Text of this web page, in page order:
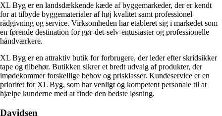
XL Byg er en landsdækkende kæde af byggemarkeder, der er kendt
for at tilbyde byggematerialer af høj kvalitet samt professionel
rådgivning og service. Virksomheden har etableret sig i markedet som
en førende destination for gør-det-selv-entusiaster og professionelle
håndværkere.
XL Byg er en attraktiv butik for forbrugere, der leder efter skridsikker
tape og tilbehør. Butikken sikrer et bredt udvalg af produkter, der
imødekommer forskellige behov og prisklasser. Kundeservice er en
prioritet for XL Byg, som har venligt og kompetent personale til at
hjælpe kunderne med at finde den bedste løsning.
Davidsen